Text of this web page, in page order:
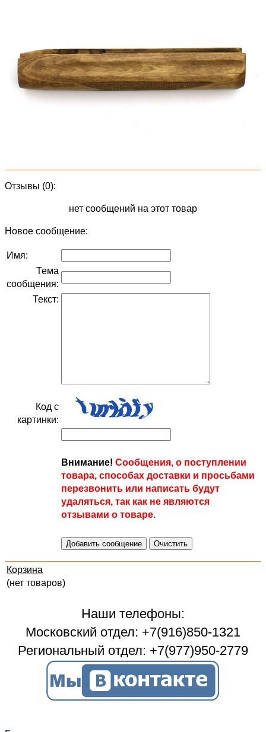
Отзывы (0):
нет сообщений на этот товар
Новое сообщение:
Имя:
Тема
сообщения:
Текст:
Код с
картинки:
Внимание! Сообщения, о поступлении
товара, способах доставки и просьбами
перезвонить или написать будут
удаляться, так как не являются
отзывами о товаре.
Корзина
(нет товаров)
Наши телефоны:
Московский отдел: +7(916)850-1321
Региональный отдел: +7(977)950-2779